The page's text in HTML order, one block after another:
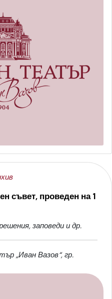
съвет, проведен на 1
заповеди и др.
„Иван Вазов“, гр.